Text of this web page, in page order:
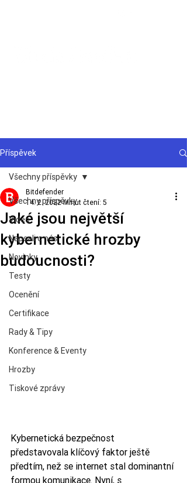
Příspěvek
Všechny příspěvky
Video
Napsali o nás
Novinky
Testy
Ocenění
Certifikace
Rady & Tipy
Konference & Eventy
Hrozby
Tiskové zprávy
Všechny příspěvky
Jaké jsou největší
kybernetické hrozby
budoucnosti?
Bitdefender
14. 2. 2022 Minut čtení: 5
Kybernetická bezpečnost
představovala klíčový faktor ještě
předtím, než se internet stal dominantní
formou komunikace. Nyní, s